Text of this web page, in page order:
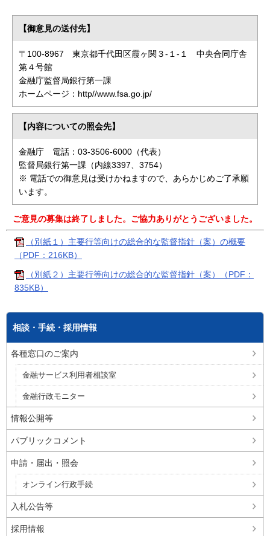
【御意見の送付先】
〒100-8967 東京都千代田区霞ヶ関３-１-１ 中央合同庁舎
第４号館
金融庁監督局銀行第一課
ホームページ：http//www.fsa.go.jp/
【内容についての照会先】
金融庁 電話：03-3506-6000（代表）
監督局銀行第一課（内線3397、3754）
※ 電話での御意見は受けかねますので、あらかじめご了承願
います。
ご意見の募集は終了しました。ご協力ありがとうございました。
（別紙１）主要行等向けの総合的な監督指針（案）の概要
（PDF：216KB）
（別紙２）主要行等向けの総合的な監督指針（案）（PDF：
835KB）
相談・手続・採用情報
各種窓口のご案内
金融サービス利用者相談室
金融行政モニター
情報公開等
パブリックコメント
申請・届出・照会
オンライン行政手続
入札公告等
採用情報